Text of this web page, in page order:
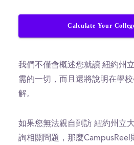
Calculate Your
我們不僅會概述您就讀 紐約州
需的一切，而且還將說明在學
解。
如果您無法親自到訪 紐約州立
詢相關問題，那麼CampusReel